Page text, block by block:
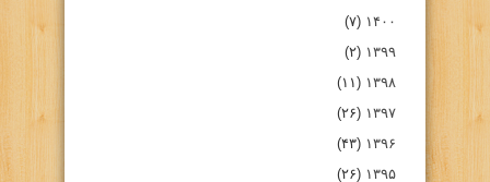
۱۴۰۰ (۷)
۱۳۹۹ (۲)
۱۳۹۸ (۱۱)
۱۳۹۷ (۲۶)
۱۳۹۶ (۴۳)
۱۳۹۵ (۲۶)